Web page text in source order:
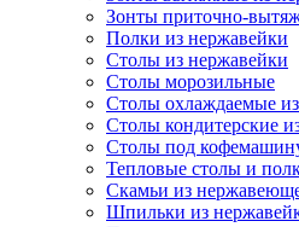
Зонты приточно-
Полки из нержавейки
Столы из нержавейки
Столы морозильные
Столы охлаждаемые
Столы кондитерские
Столы под
Тепловые столы и
Скамьи из
Шпильки из